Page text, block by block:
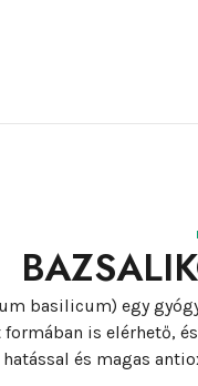
basilicum) egy
is elérhető,
és magas